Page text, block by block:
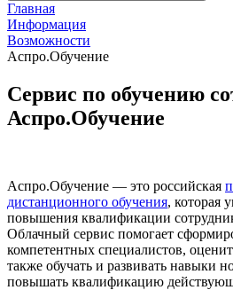
Главная
Информация
Возможности
Аспро.Обучение
Сервис по обучению
Аспро.Обучение
Аспро.Обучение — это российская
дистанционного обучения, которая
повышения квалификации
Облачный сервис помогает
компетентных специалистов,
также обучать и развивать навыки
повышать квалификацию